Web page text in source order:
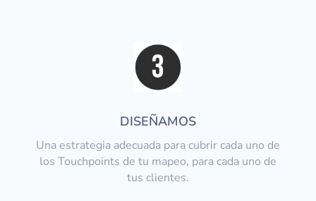
DISEÑAMOS
Una estrategia adecuada para cubrir cada uno de
los Touchpoints de tu mapeo, para cada uno de
tus clientes.